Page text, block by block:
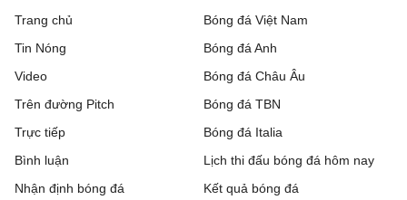
Trang chủ
Tin Nóng
Video
Trên đường Pitch
Trực tiếp
Bóng đá Việt Nam
Bóng đá Anh
Bóng đá Châu Âu
Bóng đá TBN
Bóng đá Italia
Bình luận
Nhận định bóng đá
Lịch thi đấu bóng đá hôm nay
Kết quả bóng đá